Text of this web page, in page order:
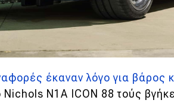
έκαναν λόγο για βάρος
Nichols N1A ICON 88 τούς